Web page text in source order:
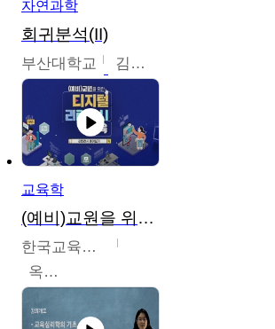
자연과학
회귀분석(II)
부산대학교 김충락
교육학
(예비)교원을 위한 디지털 리터러시 교육
한국교육학술정보원
옥현진